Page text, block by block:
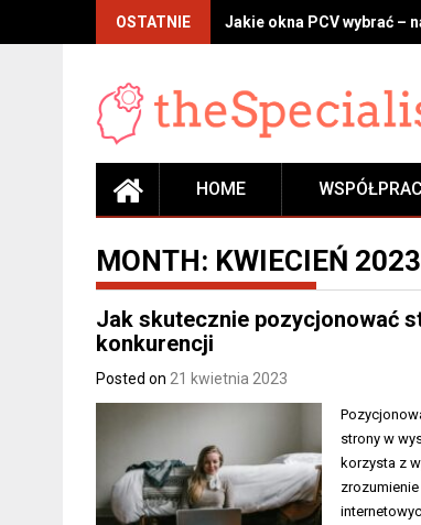
OSTATNIE Jakie okna PCV wybrać –
HOME
MONTH: KWIECIEŃ 2023
Jak skutecznie pozycjonować
konkurencji
Posted on 21 kwietnia 2023
strony w
korzysta z